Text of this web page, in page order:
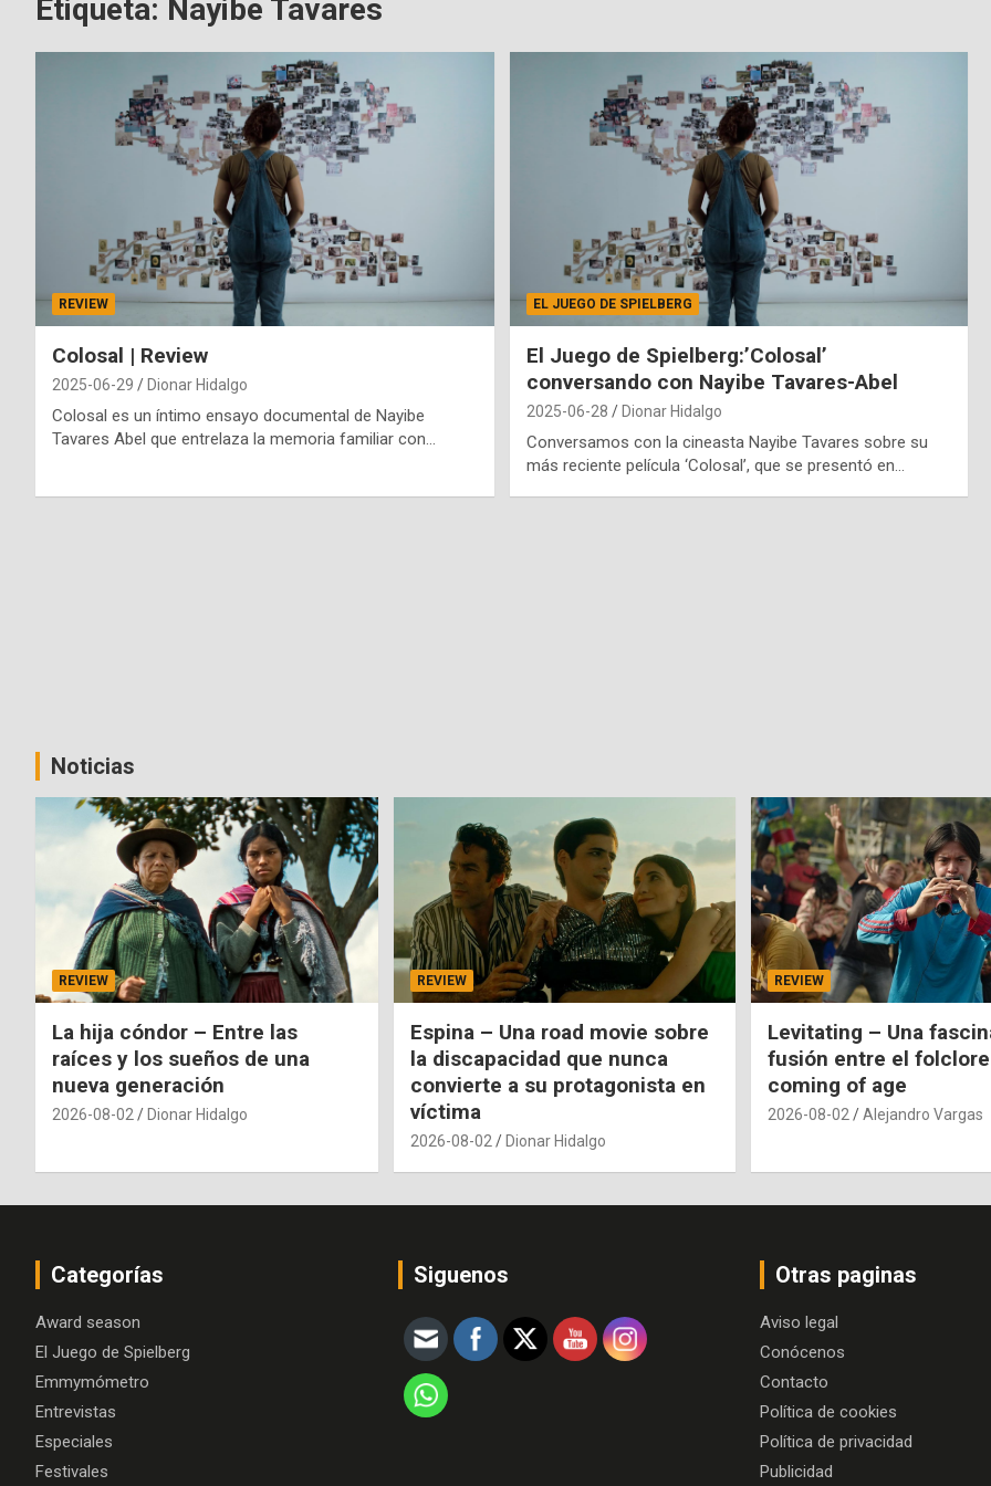
Etiqueta: Nayibe Tavares
REVIEW
Colosal | Review
2025-06-29 Dionar Hidalgo
Colosal es un íntimo ensayo documental de Nayibe
Tavares Abel que entrelaza la memoria familiar con…
EL JUEGO DE SPIELBERG
El Juego de Spielberg:’Colosal’
conversando con Nayibe Tavares-Abel
2025-06-28 Dionar Hidalgo
Conversamos con la cineasta Nayibe Tavares sobre su
más reciente película ‘Colosal’, que se presentó en…
Noticias
REVIEW
La hija cóndor – Entre las
raíces y los sueños de una
nueva generación
2026-08-02 Dionar Hidalgo
REVIEW
Espina – Una road movie sobre
la discapacidad que nunca
convierte a su protagonista en
víctima
2026-08-02 Dionar Hidalgo
REVIEW
Levitating – Una
fusión entre el
coming of age
2026-08-02 Alejandro Vargas
Categorías
Award season
El Juego de Spielberg
Emmymómetro
Entrevistas
Especiales
Festivales
Siguenos Otras paginas
Aviso legal
Conócenos
Contacto
Política de cookies
Política de privacidad
Publicidad